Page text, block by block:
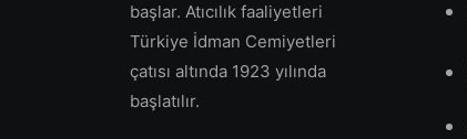
başlar. Atıcılık faaliyetleri
Türkiye İdman Cemiyetleri
çatısı altında 1923 yılında
başlatılır.